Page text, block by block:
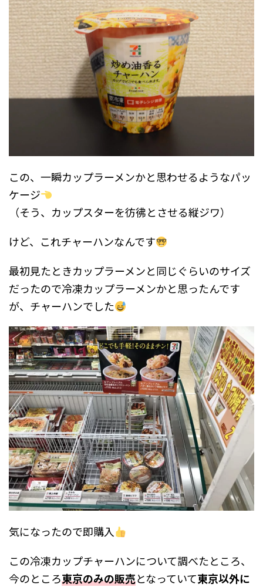
この、一瞬カップラーメンかと思わせるようなパッ
ケージ
（そう、カップスターを彷彿とさせる縦ジワ）
けど、これチャーハンなんです
最初見たときカップラーメンと同じぐらいのサイズ
だったので冷凍カップラーメンかと思ったんです
が、チャーハンでした
気になったので即購入
この冷凍カップチャーハンについて調べたところ、
今のところ東京のみの販売となっていて東京以外に